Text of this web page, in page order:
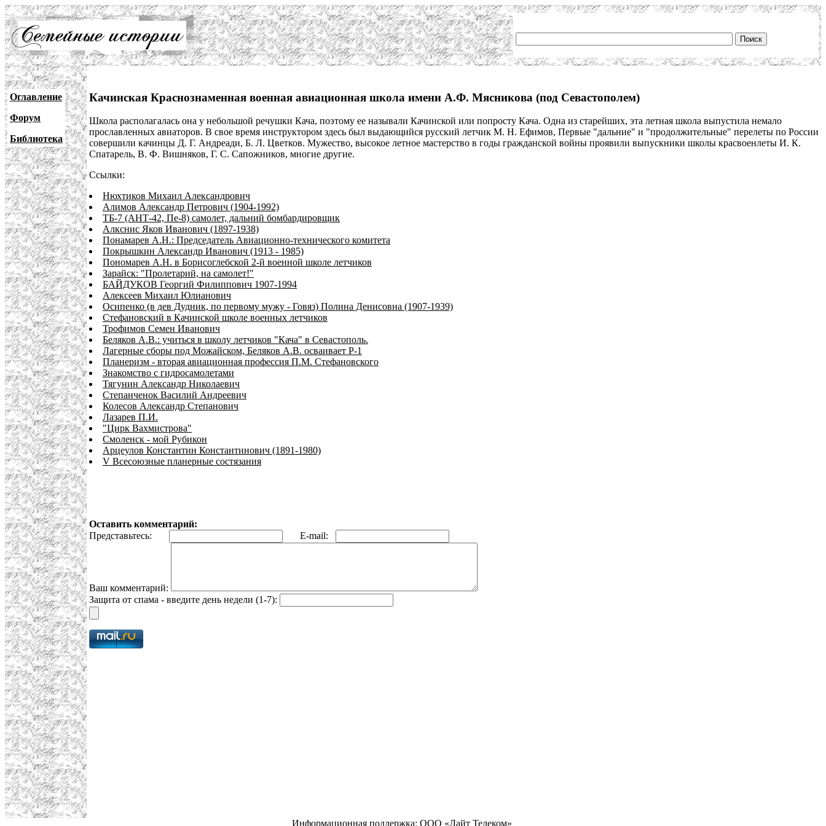
Оглавление
Форум
Библиотека
Качинская Краснознаменная военная авиационная школа имени А.Ф. Мясникова (под Севастополем)
Школа располагалась она у небольшой речушки Кача, поэтому ее называли Качинской или попросту Кача. Одна из старейших, эта летная школа выпустила немало
прославленных авиаторов. В свое время инструктором здесь был выдающийся русский летчик М. Н. Ефимов, Первые "дальние" и "продолжительные" перелеты по России
совершили качинцы Д. Г. Андреади, Б. Л. Цветков. Мужество, высокое летное мастерство в годы гражданской войны проявили выпускники школы красвоенлеты И. К.
Спатарель, В. Ф. Вишняков, Г. С. Сапожников, многие другие.
Ссылки:
Нюхтиков Михаил Александрович
Алимов Александр Петрович (1904-1992)
ТБ-7 (АНТ-42, Пе-8) самолет, дальний бомбардировщик
Алкснис Яков Иванович (1897-1938)
Понамарев А.Н.: Председатель Авиационно-технического комитета
Покрышкин Александр Иванович (1913 - 1985)
Пономарев А.Н. в Борисоглебской 2-й военной школе летчиков
Зарайск: "Пролетарий, на самолет!"
БАЙДУКОВ Георгий Филиппович 1907-1994
Алексеев Михаил Юлианович
Осипенко (в дев Дудник, по первому мужу - Говяз) Полина Денисовна (1907-1939)
Стефановский в Качинской школе военных летчиков
Трофимов Семен Иванович
Беляков А.В.: учиться в школу летчиков "Кача" в Севастополь.
Лагерные сборы под Можайском, Беляков А.В. осваивает Р-1
Планеризм - вторая авиационная профессия П.М. Стефановского
Знакомство с гидросамолетами
Тягунин Александр Николаевич
Степанченок Василий Андреевич
Колесов Александр Степанович
Лазарев П.И.
"Цирк Вахмистрова"
Смоленск - мой Рубикон
Арцеулов Константин Константинович (1891-1980)
V Всесоюзные планерные состязания
Оставить комментарий:
Представьтесь:
E-mail:
Ваш комментарий:
Защита от спама - введите день недели (1-7):
Информационная поддержка: ООО «Лайт Телеком»